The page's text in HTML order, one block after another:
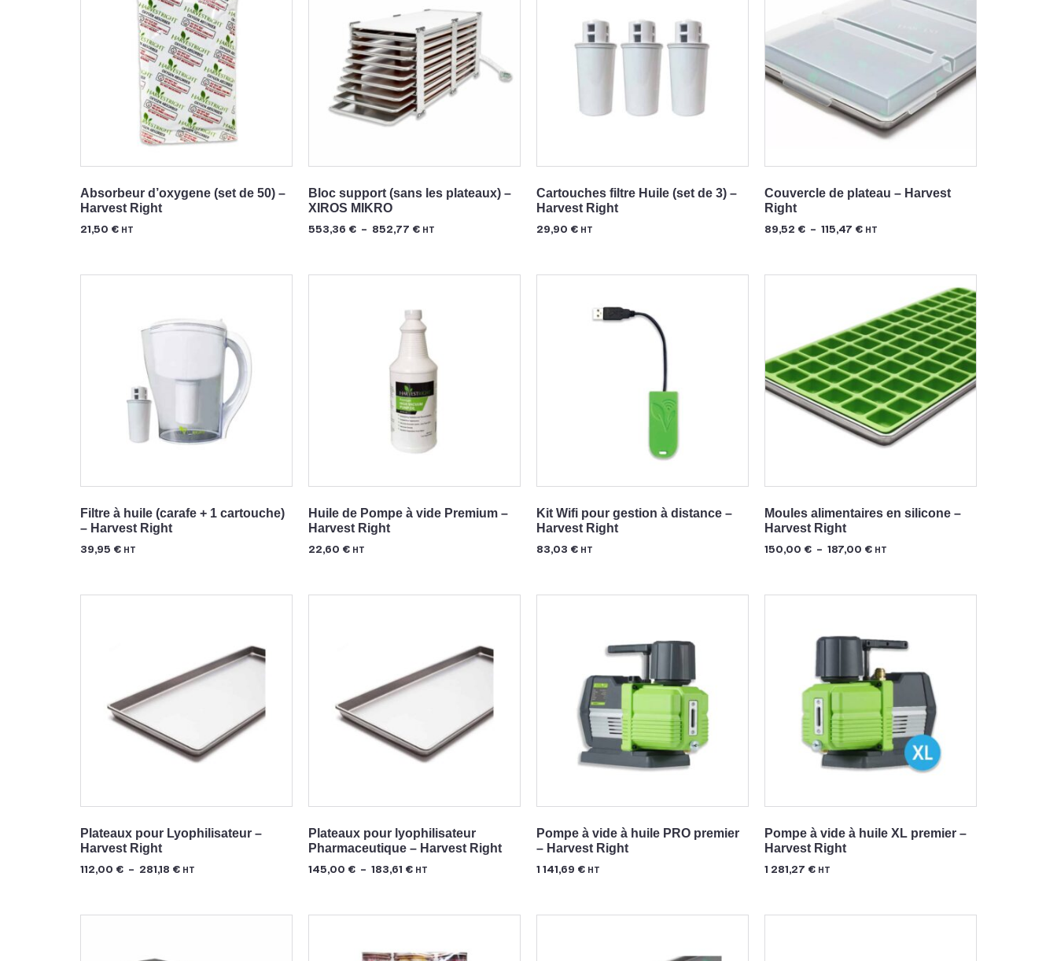
Absorbeur d’oxygene (set de 50) –
Harvest Right
21,50 € HT
Bloc support (sans les plateaux) –
XIROS MIKRO
553,36 € – 852,77 € HT
Cartouches filtre Huile (set de 3) –
Harvest Right
29,90 € HT
Couvercle de plateau – Harvest
Right
89,52 € – 115,47 € HT
Filtre à huile (carafe + 1 cartouche)
– Harvest Right
39,95 € HT
Huile de Pompe à vide Premium –
Harvest Right
22,60 € HT
Kit Wifi pour gestion à distance –
Harvest Right
83,03 € HT
Moules alimentaires en silicone –
Harvest Right
150,00 € – 187,00 € HT
Plateaux pour Lyophilisateur –
Harvest Right
112,00 € – 281,18 € HT
Plateaux pour lyophilisateur
Pharmaceutique – Harvest Right
145,00 € – 183,61 € HT
Pompe à vide à huile PRO premier
– Harvest Right
1 141,69 € HT
Pompe à vide à huile XL premier –
Harvest Right
1 281,27 € HT